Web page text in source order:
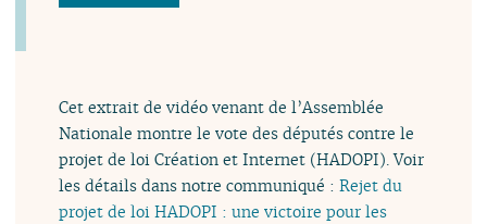
Cet extrait de vidéo venant de l’Assemblée
Nationale montre le vote des députés contre le
projet de loi Création et Internet (HADOPI). Voir
les détails dans notre communiqué :Rejet du
projet de loi HADOPI : une victoire pour les